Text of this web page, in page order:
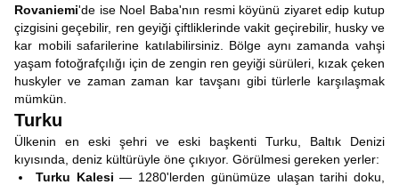
Rovaniemi'de ise Noel Baba'nın resmi köyünü ziyaret edip kutup
çizgisini geçebilir, ren geyiği çiftliklerinde vakit geçirebilir, husky ve
kar mobili safarilerine katılabilirsiniz. Bölge aynı zamanda vahşi
yaşam fotoğrafçılığı için de zengin ren geyiği sürüleri, kızak çeken
huskyler ve zaman zaman kar tavşanı gibi türlerle karşılaşmak
mümkün.
Turku
Ülkenin en eski şehri ve eski başkenti Turku, Baltık Denizi
kıyısında, deniz kültürüyle öne çıkıyor. Görülmesi gereken yerler:
Turku Kalesi — 1280'lerden günümüze ulaşan tarihi doku,